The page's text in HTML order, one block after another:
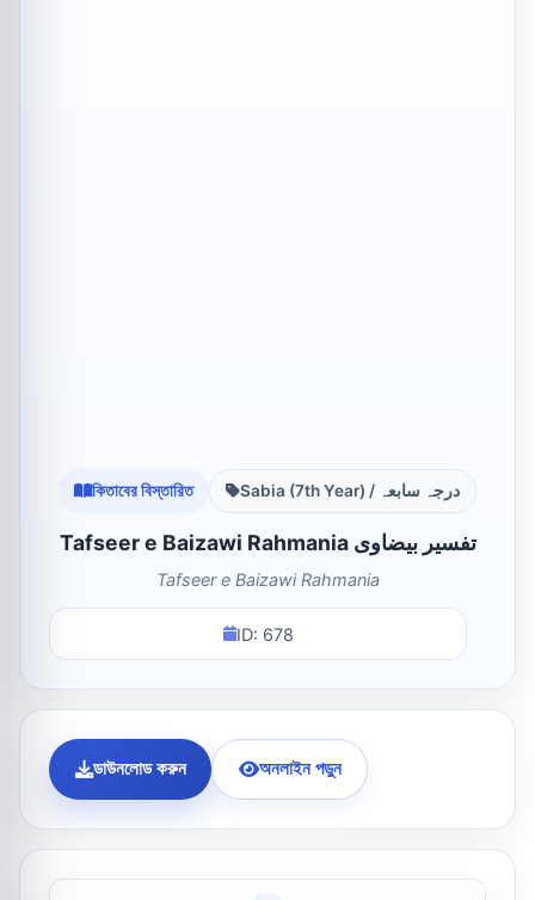
কিতাবের বিস্তারিত Sabia (7th Year) / درجہ سابعہ
Tafseer e Baizawi Rahmania تفسیر بیضاوی
Tafseer e Baizawi Rahmania
ID: 678
ডাউনলোড করুন অনলাইন পড়ুন